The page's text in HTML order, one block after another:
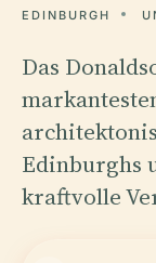
EDINBURGH
Das
Edinburghs
kraftvolle